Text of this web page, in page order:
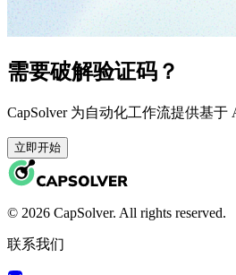
需要破解验证码？
CapSolver 为自动化工作流提供基于
立即开始
© 2026 CapSolver. All rights reserved.
联系我们